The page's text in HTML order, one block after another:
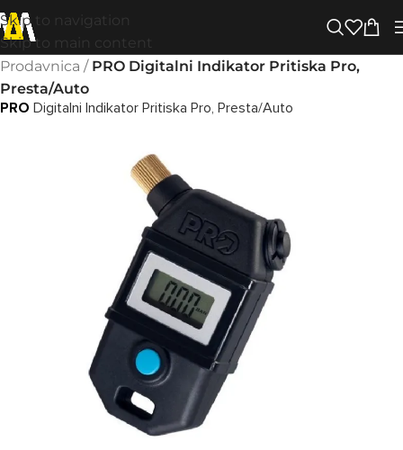
Skip to navigation
Skip to main content
Prodavnica / PRO Digitalni Indikator Pritiska Pro,
Presta/Auto
PRO Digitalni Indikator Pritiska Pro, Presta/Auto